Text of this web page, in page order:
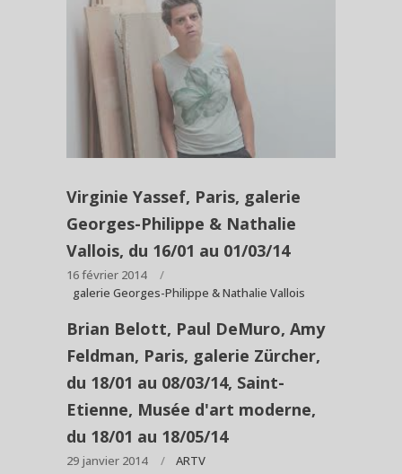
Virginie Yassef, Paris, galerie
Georges-Philippe & Nathalie
Vallois, du 16/01 au 01/03/14
16 février 2014
galerie Georges-Philippe & Nathalie Vallois
Brian Belott, Paul DeMuro, Amy
Feldman, Paris, galerie Zürcher,
du 18/01 au 08/03/14, Saint-
Etienne, Musée d'art moderne,
du 18/01 au 18/05/14
29 janvier 2014 ARTV